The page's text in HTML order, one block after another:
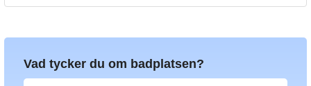
Vad tycker du om badplatsen?